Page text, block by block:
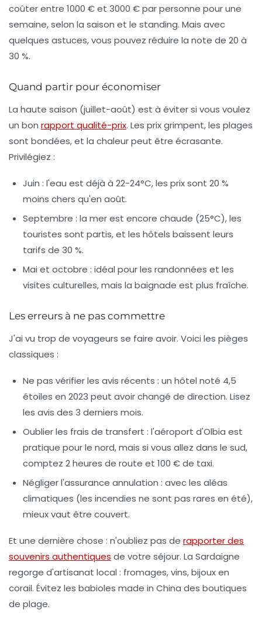
coûter entre 1000 € et 3000 € par personne pour une
semaine, selon la saison et le standing. Mais avec
quelques astuces, vous pouvez réduire la note de 20 à
30 %.
Quand partir pour économiser
La haute saison (juillet-août) est à éviter si vous voulez
un bon rapport qualité-prix. Les prix grimpent, les plages
sont bondées, et la chaleur peut être écrasante.
Privilégiez :
Juin : l'eau est déjà à 22-24°C, les prix sont 20 %
moins chers qu'en août.
Septembre : la mer est encore chaude (25°C), les
touristes sont partis, et les hôtels baissent leurs
tarifs de 30 %.
Mai et octobre : idéal pour les randonnées et les
visites culturelles, mais la baignade est plus fraîche.
Les erreurs à ne pas commettre
J'ai vu trop de voyageurs se faire avoir. Voici les pièges
classiques :
Ne pas vérifier les avis récents : un hôtel noté 4,5
étoiles en 2023 peut avoir changé de direction. Lisez
les avis des 3 derniers mois.
Oublier les frais de transfert : l'aéroport d'Olbia est
pratique pour le nord, mais si vous allez dans le sud,
comptez 2 heures de route et 100 € de taxi.
Négliger l'assurance annulation : avec les aléas
climatiques (les incendies ne sont pas rares en été),
mieux vaut être couvert.
Et une dernière chose : n'oubliez pas de rapporter des
souvenirs authentiques de votre séjour. La Sardaigne
regorge d'artisanat local : fromages, vins, bijoux en
corail. Évitez les babioles made in China des boutiques
de plage.